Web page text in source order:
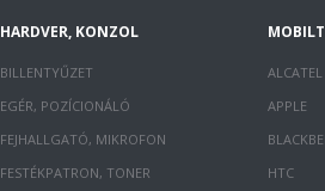
HARDVER, KONZOL
BILLENTYŰZET
EGÉR, POZÍCIONÁLÓ
FEJHALLGATÓ, MIKROFON
FESTÉKPATRON, TONER
ALCATEL
APPLE
HTC